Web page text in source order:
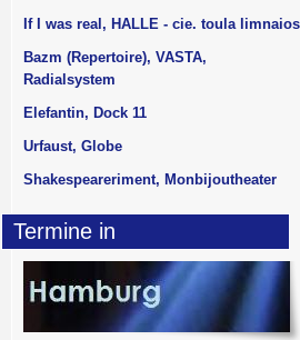
If I was real, HALLE - cie. toula limnaios
Bazm (Repertoire), VASTA,
Radialsystem
Elefantin, Dock 11
Urfaust, Globe
Shakespeareriment, Monbijoutheater
Termine in